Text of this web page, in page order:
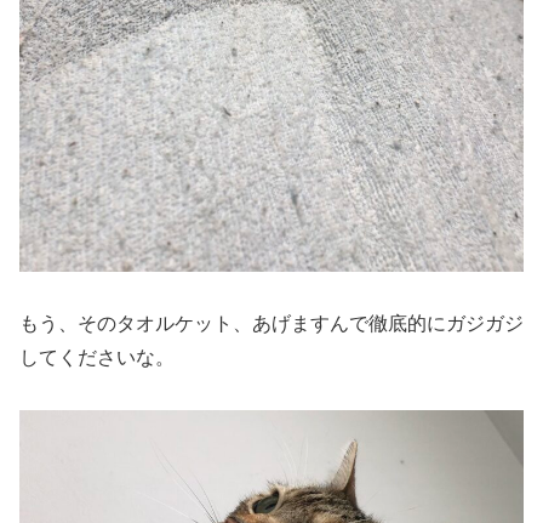
もう、そのタオルケット、あげますんで徹底的にガジガジ
してくださいな。